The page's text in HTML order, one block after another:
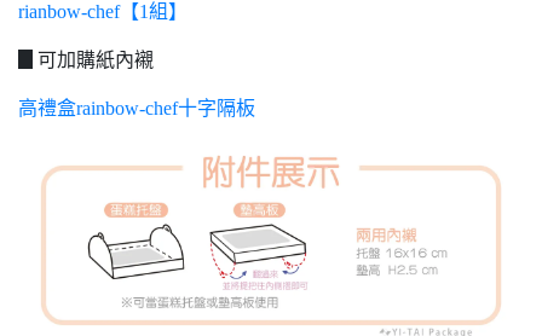
rianbow-chef【1組】
▊可加購紙內襯
高禮盒rainbow-chef十字隔板